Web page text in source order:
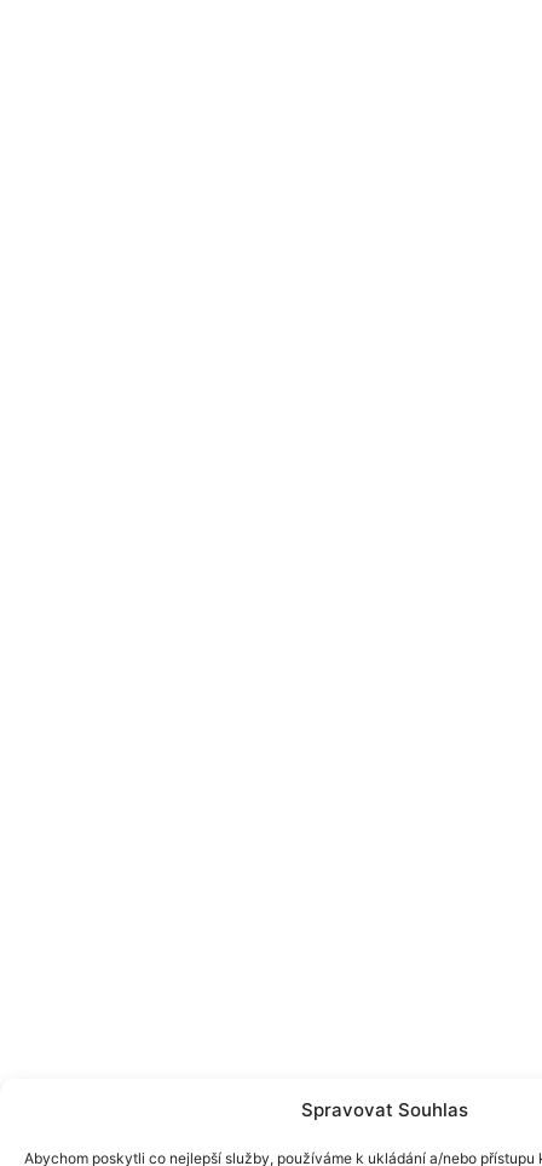
Spravovat Souhlas
Abychom poskytli co nejlepší služby, používáme k ukládání a/nebo přístupu